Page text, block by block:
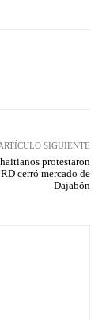
SIGUIENTE
protestaron
cerró mercado de
Dajabón